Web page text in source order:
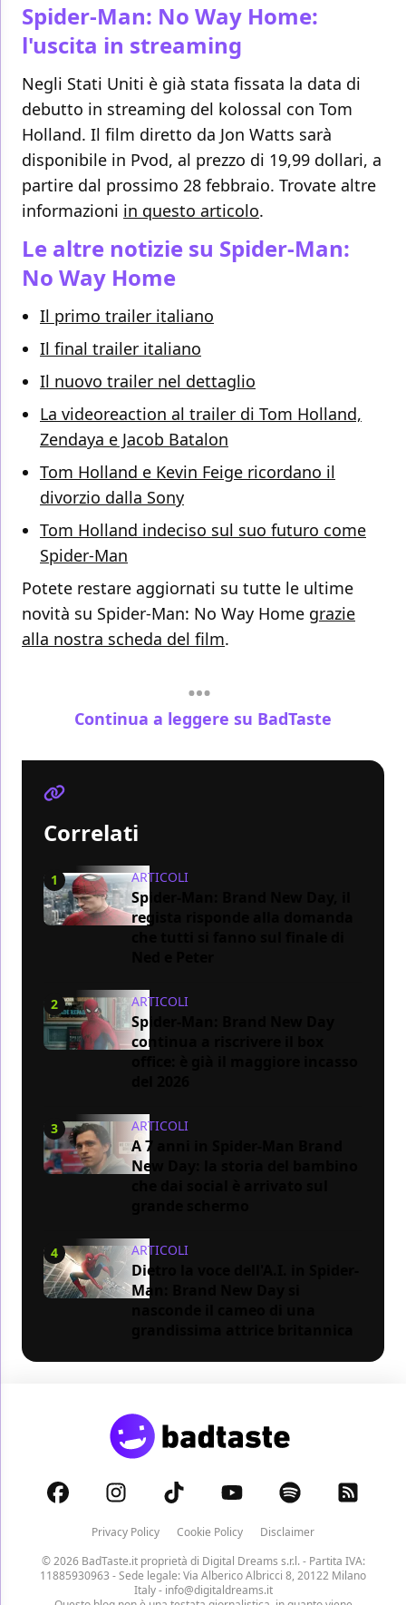
Spider-Man: No Way Home:
l'uscita in streaming
Negli Stati Uniti è già stata fissata la data di
debutto in streaming del kolossal con Tom
Holland. Il film diretto da Jon Watts sarà
disponibile in Pvod, al prezzo di 19,99 dollari, a
partire dal prossimo 28 febbraio. Trovate altre
informazioni in questo articolo.
Le altre notizie su Spider-Man:
No Way Home
Il primo trailer italiano
Il final trailer italiano
Il nuovo trailer nel dettaglio
La videoreaction al trailer di Tom Holland,
Zendaya e Jacob Batalon
Tom Holland e Kevin Feige ricordano il
divorzio dalla Sony
Tom Holland indeciso sul suo futuro come
Spider-Man
Potete restare aggiornati su tutte le ultime
novità su Spider-Man: No Way Home grazie
alla nostra scheda del film.
Continua a leggere su BadTaste
Correlati
1 ARTICOLI
Spider-Man: Brand New Day, il
regista risponde alla domanda
2 ARTICOLI
Spider-Man: Brand New Day
continua a riscrivere il box
3 ARTICOLI
A 7 anni in Spider-Man Brand
New Day: la storia del bambino
4 ARTICOLI
Dietro la voce dell'A.I. in Spider-
Man: Brand New Day si
Privacy Policy Cookie Policy
Disclaimer
© 2026 BadTaste.it proprietà di Digital Dreams s.r.l.- Partita IVA:
11885930963 - Sede legale: Via Alberico Albricci 8, 20122 Milano
Italy - info@digitaldreams.it